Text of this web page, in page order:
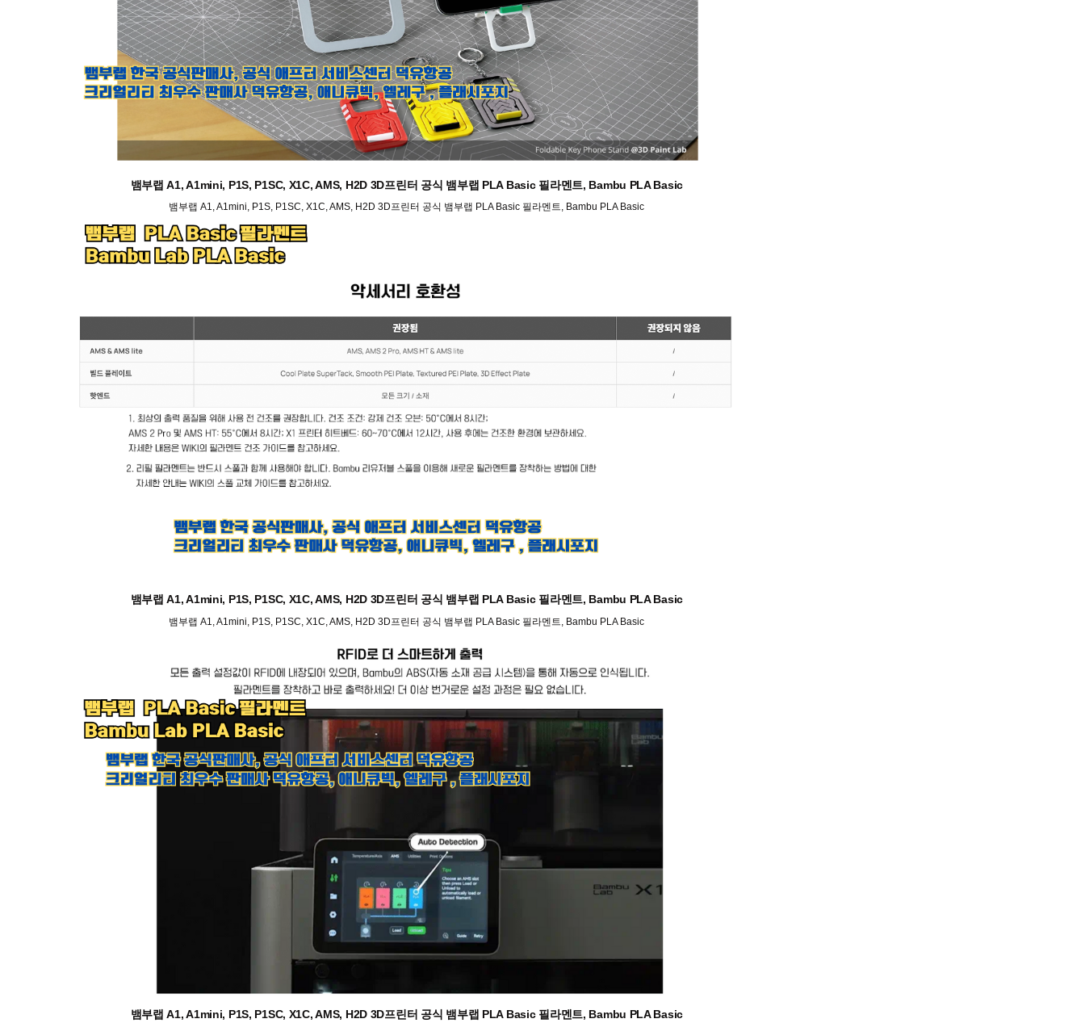
뱀부랩 A1, A1mini, P1S, P1SC, X1C, AMS, H2D 3D프린터 공식 뱀부랩 PLA Basic 필라멘트, Bambu PLA Basic
뱀부랩 A1, A1mini, P1S, P1SC, X1C, AMS, H2D 3D프린터 공식 뱀부랩 PLA Basic 필라멘트, Bambu PLA Basic
뱀부랩 A1, A1mini, P1S, P1SC, X1C, AMS, H2D 3D프린터 공식 뱀부랩 PLA Basic 필라멘트, Bambu PLA Basic
뱀부랩 A1, A1mini, P1S, P1SC, X1C, AMS, H2D 3D프린터 공식 뱀부랩 PLA Basic 필라멘트, Bambu PLA Basic
뱀부랩 A1, A1mini, P1S, P1SC, X1C, AMS, H2D 3D프린터 공식 뱀부랩 PLA Basic 필라멘트, Bambu PLA Basic